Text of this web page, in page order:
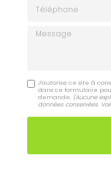
Message
J'autorise ce site à
dans ce formulaire
demande. (Aucune
données conservées.